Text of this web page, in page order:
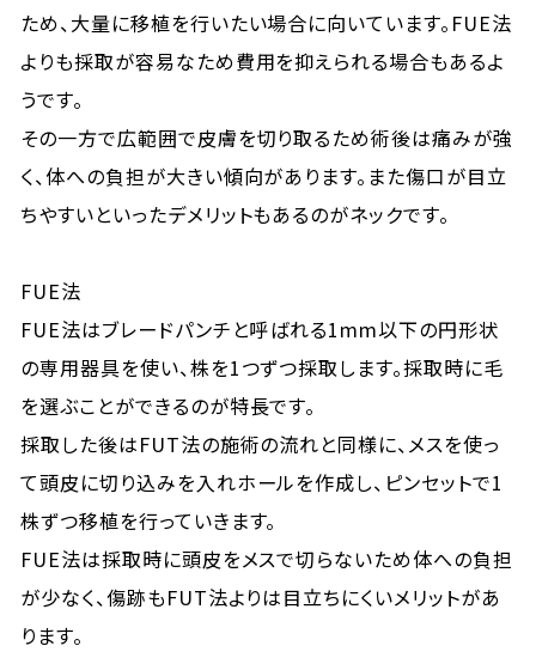
ため、大量に移植を行いたい場合に向いています。FUE法
よりも採取が容易なため費用を抑えられる場合もあるよ
うです。
その一方で広範囲で皮膚を切り取るため術後は痛みが強
く、体への負担が大きい傾向があります。また傷口が目立
ちやすいといったデメリットもあるのがネックです。
FUE法
FUE法はブレードパンチと呼ばれる1mm以下の円形状
の専用器具を使い、株を1つずつ採取します。採取時に毛
を選ぶことができるのが特長です。
採取した後はFUT法の施術の流れと同様に、メスを使っ
て頭皮に切り込みを入れホールを作成し、ピンセットで1
株ずつ移植を行っていきます。
FUE法は採取時に頭皮をメスで切らないため体への負担
が少なく、傷跡もFUT法よりは目立ちにくいメリットがあ
ります。